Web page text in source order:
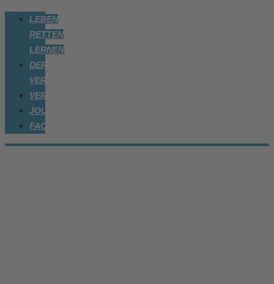
LEBEN
RETTEN
LERNEN
DER
VEREIN
VERANSTALTUNGEN
JOURNAL
FAQ